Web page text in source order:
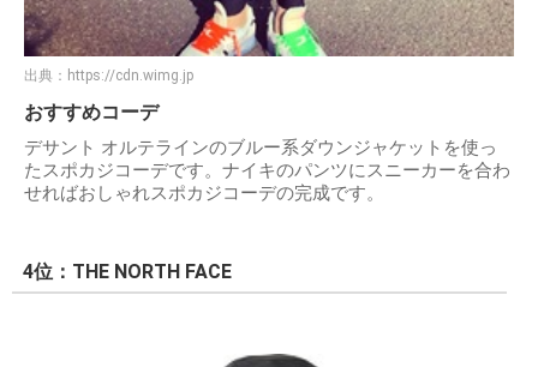
出典： https://cdn.wimg.jp
おすすめコーデ
デサント オルテラインのブルー系ダウンジャケットを使っ
たスポカジコーデです。ナイキのパンツにスニーカーを合わ
せればおしゃれスポカジコーデの完成です。
4位：THE NORTH FACE